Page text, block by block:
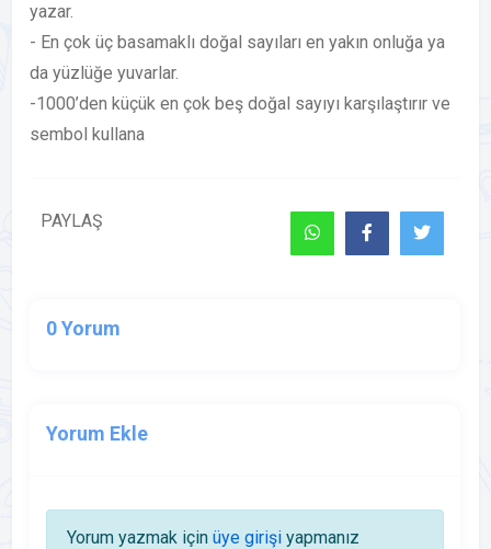
yazar.
- En çok üç basamaklı doğal sayıları en yakın onluğa ya
da yüzlüğe yuvarlar.
-1000’den küçük en çok beş doğal sayıyı karşılaştırır ve
sembol kullana
PAYLAŞ
0 Yorum
Yorum Ekle
Yorum yazmak için üye girişiyapmanız